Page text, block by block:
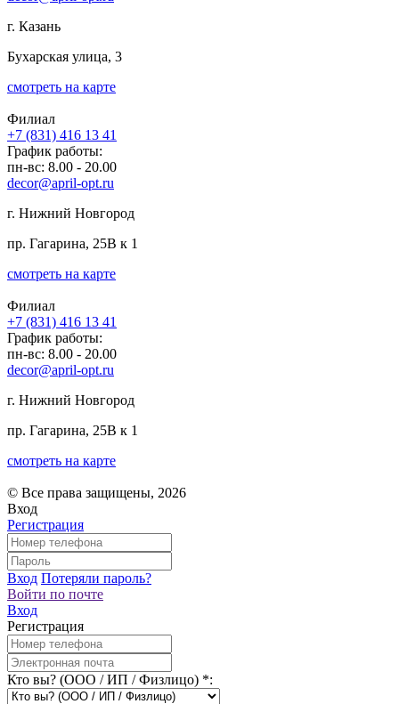
г. Казань
Бухарская улица, 3
смотреть на карте
Филиал
+7 (831) 416 13 41
График работы:
пн-вс: 8.00 - 20.00
decor@april-opt.ru
г. Нижний Новгород
пр. Гагарина, 25В к 1
смотреть на карте
Филиал
+7 (831) 416 13 41
График работы:
пн-вс: 8.00 - 20.00
decor@april-opt.ru
г. Нижний Новгород
пр. Гагарина, 25В к 1
смотреть на карте
© Все права защищены, 2026
Вход
Регистрация
Вход Потеряли пароль?
Войти по почте
Вход
Регистрация
Кто вы? (ООО / ИП / Физлицо) *: